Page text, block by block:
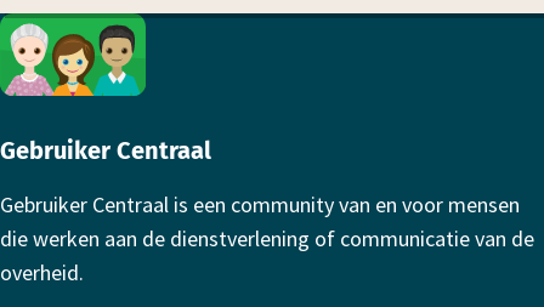
Footer
Gebruiker Centraal
Gebruiker Centraal is een community van en voor mensen
die werken aan de dienstverlening of communicatie van de
overheid.